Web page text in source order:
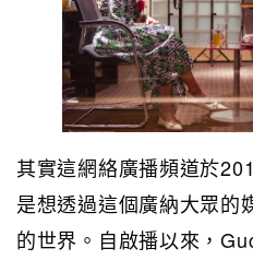
其實這網絡廣播頻道於
是想透過這個廣納大眾的
的世界。自啟播以來，